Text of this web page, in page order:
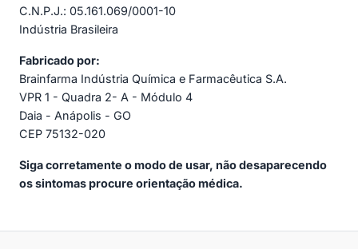
C.N.P.J.: 05.161.069/0001-10
Indústria Brasileira
Fabricado por:
Brainfarma Indústria Química e Farmacêutica S.A.
VPR 1 - Quadra 2- A - Módulo 4
Daia - Anápolis - GO
CEP 75132-020
Siga corretamente o modo de usar, não desaparecendo
os sintomas procure orientação médica.